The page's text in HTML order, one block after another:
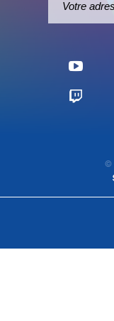
©